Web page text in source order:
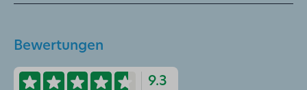
Bewertungen
9.3